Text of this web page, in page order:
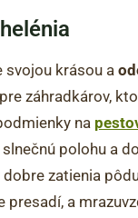
svojou krásou a
záhradkárov,
na
slnečnú polohu a
zatienia
presadí, a